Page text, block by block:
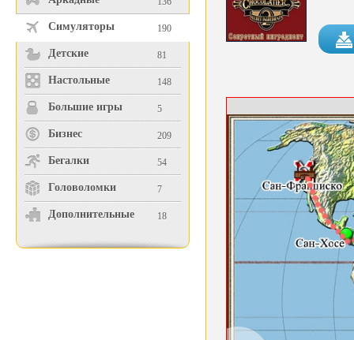
Симуляторы 190
Детские 81
Настольные 148
Большие игры 5
Бизнес 209
Бегалки 54
Головоломки 7
Дополнительные 18